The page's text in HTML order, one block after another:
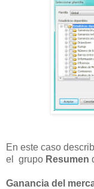
En este caso
el grupo Resumen
Ganancia del